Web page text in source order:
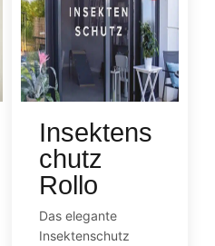
Insektens
chutz
Rollo
Das elegante
Insektenschutz